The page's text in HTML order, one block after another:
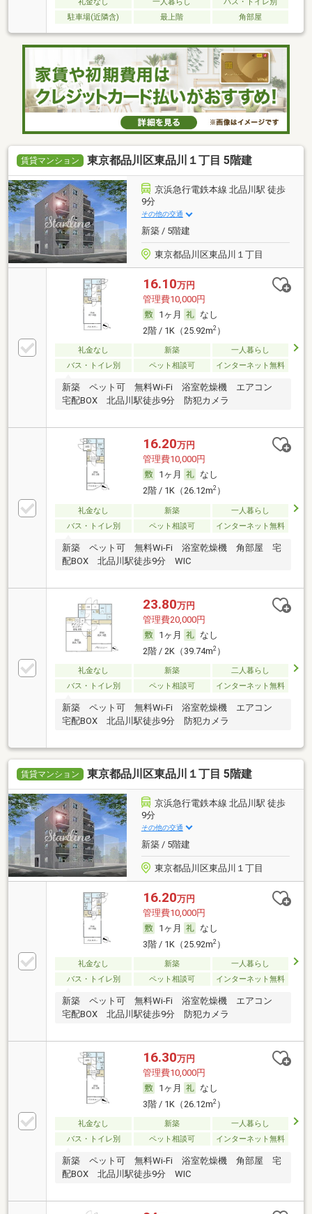
礼金なし 一人暮らし
バス・トイレ別
駐車場(近隣含)
最上階 角部屋
賃貸マンション 東京都品川区東品川１丁目 5階建
京浜急行電鉄本線 北品川駅 徒歩
9分
その他の交通
新築 / 5階建
東京都品川区東品川１丁目
16.10万円
管理費10,000円
1ヶ月
なし
2階 / 1K（25.92m2）
礼金なし 新築
一人暮らし
バス・トイレ別
ペット相談可 インターネット無料
新築 ペット可 無料Wi-Fi 浴室乾燥機 エアコン
宅配BOX 北品川駅徒歩9分 防犯カメラ
16.20万円
管理費10,000円
1ヶ月
なし
2階 / 1K（26.12m2）
礼金なし 新築
一人暮らし
バス・トイレ別
ペット相談可 インターネット無料
新築 ペット可 無料Wi-Fi 浴室乾燥機 角部屋 宅
配BOX 北品川駅徒歩9分 WIC
23.80万円
管理費20,000円
1ヶ月
なし
2階 / 2K（39.74m2）
礼金なし 新築
二人暮らし
バス・トイレ別
ペット相談可 インターネット無料
新築 ペット可 無料Wi-Fi 浴室乾燥機 エアコン
宅配BOX 北品川駅徒歩9分 防犯カメラ
賃貸マンション 東京都品川区東品川１丁目 5階建
京浜急行電鉄本線 北品川駅 徒歩
9分
その他の交通
新築 / 5階建
東京都品川区東品川１丁目
16.20万円
管理費10,000円
1ヶ月
なし
3階 / 1K（25.92m2）
礼金なし 新築
一人暮らし
バス・トイレ別
ペット相談可 インターネット無料
新築 ペット可 無料Wi-Fi 浴室乾燥機 エアコン
宅配BOX 北品川駅徒歩9分 防犯カメラ
16.30万円
管理費10,000円
1ヶ月
なし
3階 / 1K（26.12m2）
礼金なし 新築
一人暮らし
バス・トイレ別
ペット相談可 インターネット無料
新築 ペット可 無料Wi-Fi 浴室乾燥機 角部屋 宅
配BOX 北品川駅徒歩9分 WIC